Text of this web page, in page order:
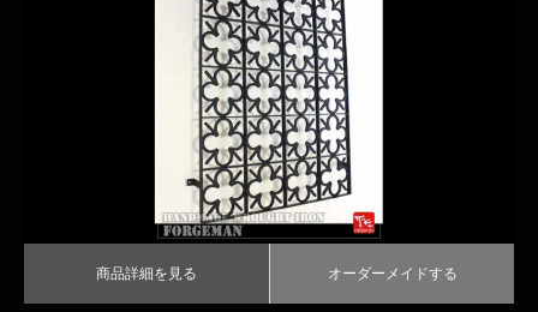
商品詳細を見るオーダーメイドする
商品詳細を見る オーダーメイドする